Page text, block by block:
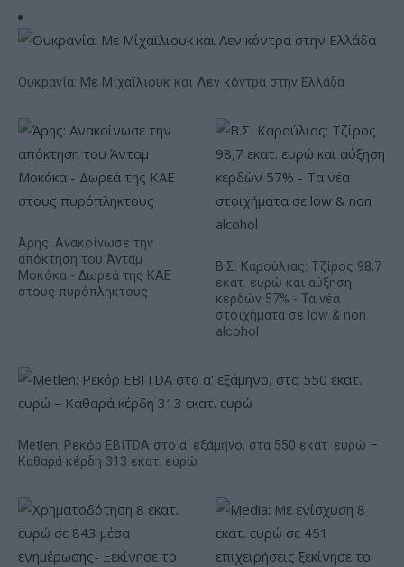
Ουκρανία: Με Μίχαϊλιουκ και Λεν κόντρα στην Ελλάδα
Άρης: Ανακοίνωσε την
απόκτηση του Άνταμ
Μοκόκα - Δωρεά της ΚΑΕ
στους πυρόπληκτους
Β.Σ. Καρούλιας: Τζίρος 98,7
εκατ. ευρώ και αύξηση
κερδών 57% - Τα νέα
στοιχήματα σε low & non
alcohol
Metlen: Ρεκόρ EBITDA στο α' εξάμηνο, στα 550 εκατ. ευρώ –
Καθαρά κέρδη 313 εκατ. ευρώ